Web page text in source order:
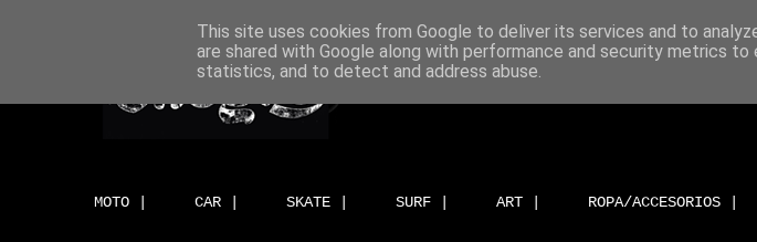
MOTO | CAR | SKATE | SURF | ART | ROPA/ACCESORIOS |
This site uses cookies from Google to deliver its services and to
are shared with Google along with performance and security metrics
statistics, and to detect and address abuse.